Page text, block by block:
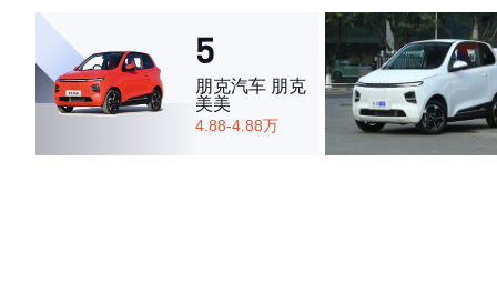
5
朋克汽车 朋克
美美
4.88-4.88万